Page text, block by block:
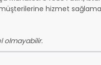
hizmet
olmayabilir.